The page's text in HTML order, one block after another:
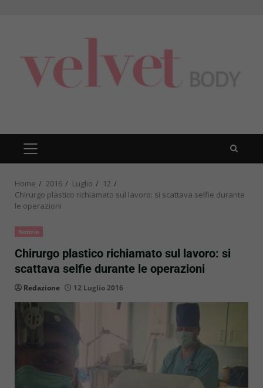
PRIMARY
MENU
Home 2016 Luglio
12
Chirurgo plastico richiamato sul lavoro: si scattava selfie durante
le operazioni
Notizie
Chirurgo plastico richiamato sul lavoro: si
scattava selfie durante le operazioni
Redazione 12 Luglio 2016